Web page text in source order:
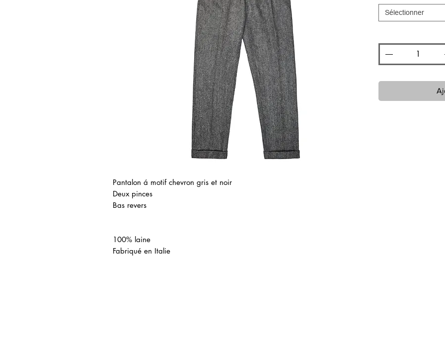
Pantalon á motif chevron gris et noir
Deux pinces
Bas revers
100% laine
Fabriqué en Italie
Sélectionner